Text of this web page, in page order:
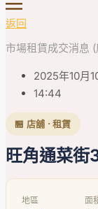
返回
市場租賃成交消息
2025年10月
14:44
🏪 店舖 · 租賃
旺角通菜
地區 面